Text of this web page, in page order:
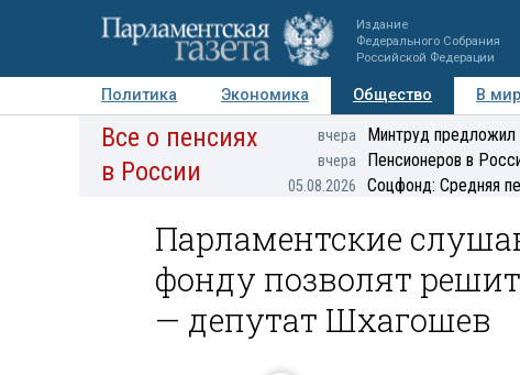
Издание
Федерального Собрания
Российской Федерации
Политика Экономика Общество В
Авторы Персоны Мнения Регионы
Все о пенсиях
в России
вчера Минтруд предложил
вчера Пенсионеров в
05.08.2026 Соцфонд: Средняя
Парламентские
фонду позволят
— депутат Шхагошев